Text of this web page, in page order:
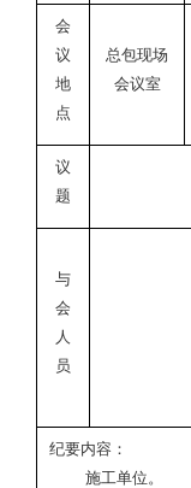
会
议
地
点
总包现场
会议室
议
题
与
会
人
员
纪要内容：
施工单位。